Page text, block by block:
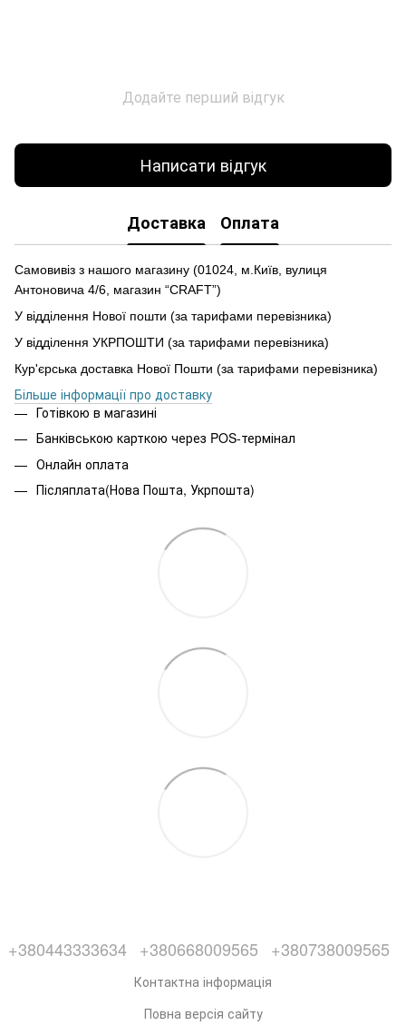
Додайте перший відгук
Написати відгук
Доставка Оплата
Самовивіз з нашого магазину (01024, м.Київ, вулиця
Антоновича 4/6, магазин “CRAFT”)
У відділення Нової пошти (за тарифами перевізника)
У відділення УКРПОШТИ (за тарифами перевізника)
Кур'єрська доставка Нової Пошти (за тарифами перевізника)
Більше інформації про доставку
Готівкою в магазині
Банківською карткою через POS-термінал
Онлайн оплата
Післяплата(Нова Пошта, Укрпошта)
+380443333634 +380668009565 +380738009565
Контактна інформація
Повна версія сайту